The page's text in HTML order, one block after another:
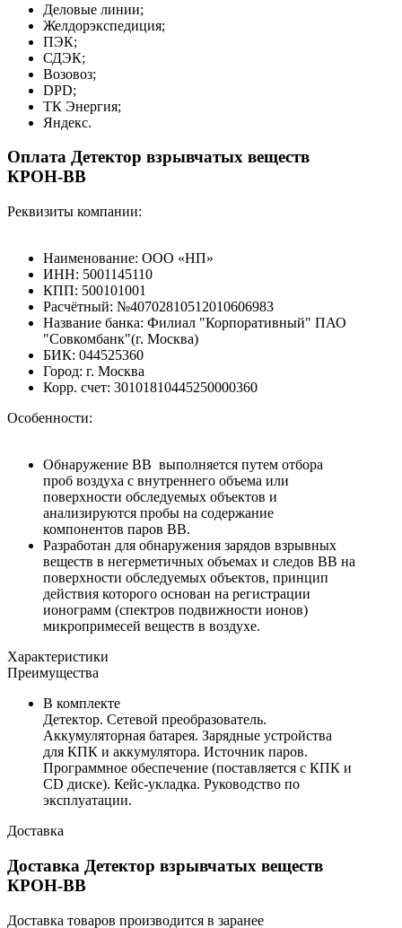
Деловые линии;
Желдорэкспедиция;
ПЭК;
СДЭК;
Возовоз;
DPD;
ТК Энергия;
Яндекс.
Оплата Детектор взрывчатых веществ
КРОН-ВВ
Реквизиты компании:
Наименование: ООО «НП»
ИНН: 5001145110
КПП: 500101001
Расчётный: №40702810512010606983
Название банка: Филиал "Корпоративный" ПАО
"Совкомбанк"(г. Москва)
БИК: 044525360
Город: г. Москва
Корр. счет: 30101810445250000360
Особенности:
Обнаружение ВВ выполняется путем отбора
проб воздуха с внутреннего объема или
поверхности обследуемых объектов и
анализируются пробы на содержание
компонентов паров ВВ.
Разработан для обнаружения зарядов взрывных
веществ в негерметичных объемах и следов ВВ на
поверхности обследуемых объектов, принцип
действия которого основан на регистрации
ионограмм (спектров подвижности ионов)
микропримесей веществ в воздухе.
Характеристики
Преимущества
В комплекте
Детектор. Сетевой преобразователь.
Аккумуляторная батарея. Зарядные устройства
для КПК и аккумулятора. Источник паров.
Программное обеспечение (поставляется с КПК и
CD диске). Кейс-укладка. Руководство по
эксплуатации.
Доставка
Доставка Детектор взрывчатых веществ
КРОН-ВВ
Доставка товаров производится в заранее